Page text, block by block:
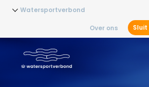
Watersportverbond
Over ons Sluit